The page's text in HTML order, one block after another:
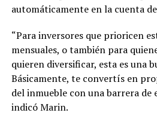
automáticamente en la cuenta
“Para inversores que prioricen
mensuales, o también para
quieren diversificar, esta es una
Básicamente, te convertís en
del inmueble con una barrera de
indicó Marin.